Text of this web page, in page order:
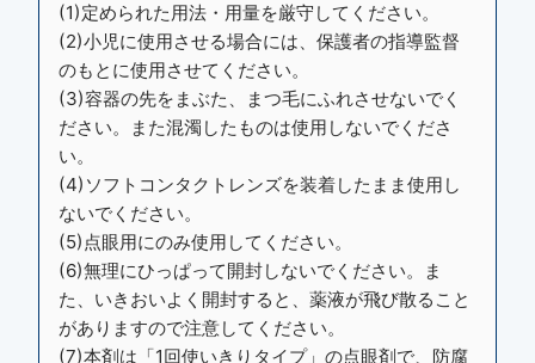
(1)定められた用法・用量を厳守してください。
(2)小児に使用させる場合には、保護者の指導監督
のもとに使用させてください。
(3)容器の先をまぶた、まつ毛にふれさせないでく
ださい。また混濁したものは使用しないでくださ
い。
(4)ソフトコンタクトレンズを装着したまま使用し
ないでください。
(5)点眼用にのみ使用してください。
(6)無理にひっぱって開封しないでください。ま
た、いきおいよく開封すると、薬液が飛び散ること
がありますので注意してください。
(7)本剤は「1回使いきりタイプ」の点眼剤で、防腐